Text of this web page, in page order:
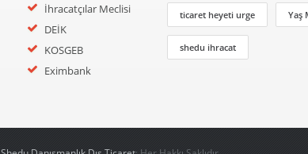
İhracatçılar Meclisi
DEİK
KOSGEB
Eximbank
ticaret heyeti urge Yaş
shedu ihracat